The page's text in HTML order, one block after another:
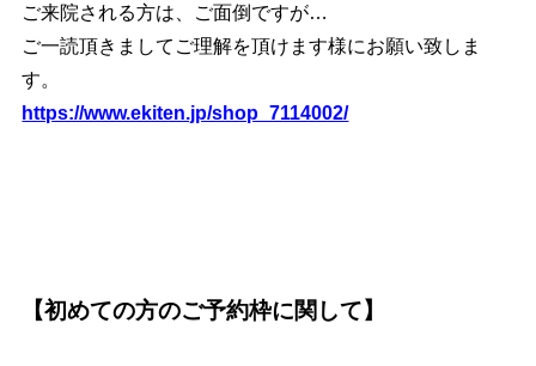
ご来院される方は、ご面倒ですが…
ご一読頂きましてご理解を頂けます様にお願い致しま
す。
https://www.ekiten.jp/shop_7114002/
【初めての方のご予約枠に関して】